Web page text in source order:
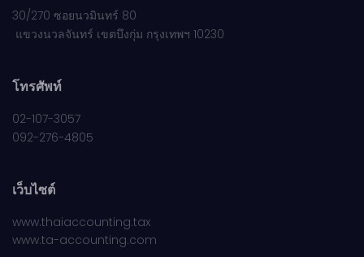
30/270 ซอยนวมินทร์ 80
แขวงนวลจันทร์ เขตบึงกุ่ม กรุงเทพฯ 10230
โทรศัพท์
02-107-3057
092-276-4805
เว็บไซต์
www.thaiaccounting.tax
www.ta-accounting.com